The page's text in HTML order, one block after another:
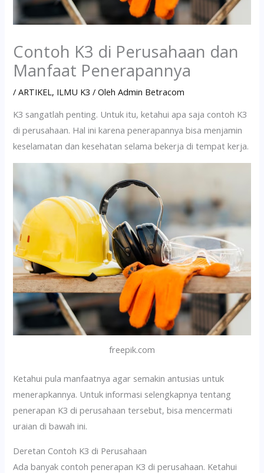
Contoh K3 di Perusahaan dan
Manfaat Penerapannya
/ARTIKEL , ILMU K3 / OlehAdmin Betracom
K3 sangatlah penting. Untuk itu, ketahui apa saja contoh K3
di perusahaan. Hal ini karena penerapannya bisa menjamin
keselamatan dan kesehatan selama bekerja di tempat kerja.
freepik.com
Ketahui pula manfaatnya agar semakin antusias untuk
menerapkannya. Untuk informasi selengkapnya tentang
penerapan K3 di perusahaan tersebut, bisa mencermati
uraian di bawah ini.
Deretan Contoh K3 di Perusahaan
Ada banyak contoh penerapan K3 di perusahaan. Ketahui